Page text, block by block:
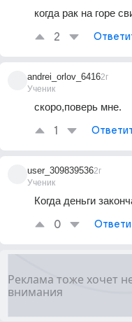
когда рак на горе
2
andrei_orlov_6416
Ученик
2г
скоро,поверь мне.
1
user_309839536
Ученик
2г
Когда деньги
0